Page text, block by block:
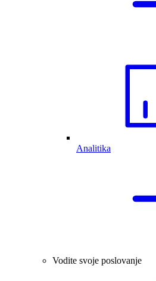
Analitika
Vodite svoje poslovanje